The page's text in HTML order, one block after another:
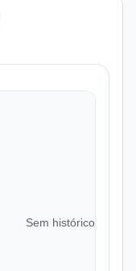
Sem histórico de